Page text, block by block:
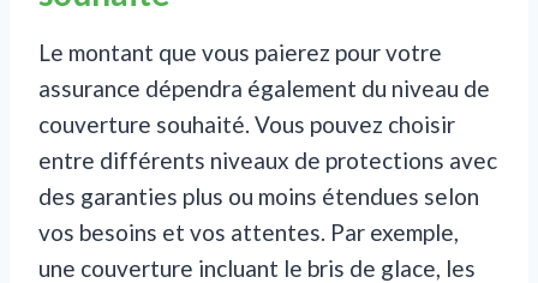
Le montant que vous paierez pour votre
assurance dépendra également du niveau de
couverture souhaité. Vous pouvez choisir
entre différents niveaux de protections avec
des garanties plus ou moins étendues selon
vos besoins et vos attentes. Par exemple,
une couverture incluant le bris de glace, les